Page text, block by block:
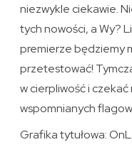
niezwykle ciekawie.
tych nowości, a Wy?
premierze będziemy
przetestować!
w cierpliwość i
wspomnianych
Grafika tytułowa: